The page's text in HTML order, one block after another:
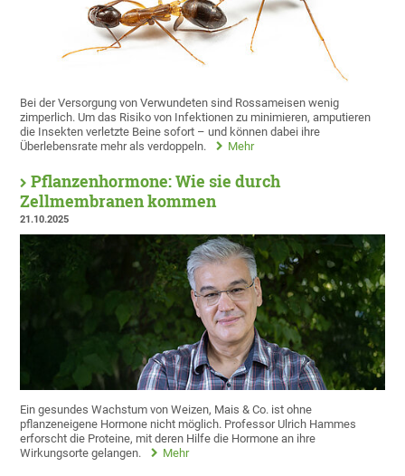
Bei der Versorgung von Verwundeten sind Rossameisen wenig
zimperlich. Um das Risiko von Infektionen zu minimieren, amputieren
die Insekten verletzte Beine sofort – und können dabei ihre
Überlebensrate mehr als verdoppeln.
Mehr
Pflanzenhormone: Wie sie durch
Zellmembranen kommen
21.10.2025
Ein gesundes Wachstum von Weizen, Mais & Co. ist ohne
pflanzeneigene Hormone nicht möglich. Professor Ulrich Hammes
erforscht die Proteine, mit deren Hilfe die Hormone an ihre
Wirkungsorte gelangen.
Mehr